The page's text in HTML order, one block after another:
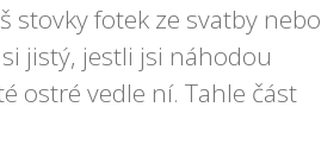
stovky fotek ze svatby nebo
jistý, jestli jsi náhodou
ostré vedle ní. Tahle část